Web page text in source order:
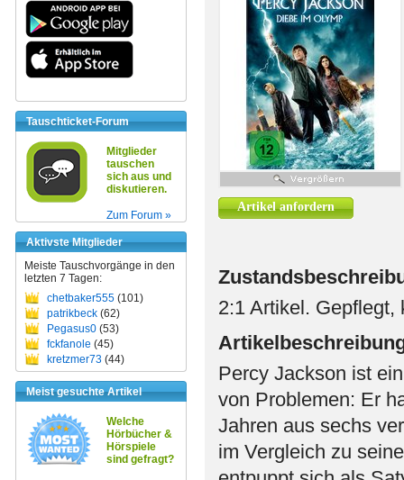
Tauschticket-Forum
Mitglieder
tauschen
sich aus und
diskutieren.
Zum Forum »
Aktivste Mitglieder
Meiste Tauschvorgänge in den
letzten 7 Tagen:
chetbaker555 (101)
patrikbeck (62)
Pegasus0 (53)
fckfanole (45)
kretzmer73 (44)
Meist gesuchte Artikel
Welche
Hörbücher &
Hörspiele
sind gefragt?
Artikel anfordern
2:1 Artikel. Gepflegt,
Percy Jackson ist
von Problemen: Er
Jahren aus sechs
im Vergleich zu